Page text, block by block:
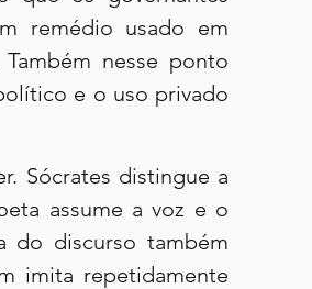
remédio usado em
nesse ponto
e o uso privado
Sócrates distingue a
assume a voz e o
do discurso também
imita repetidamente